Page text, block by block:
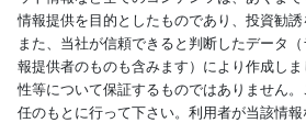
情報提供を目的としたものであり、投資勧誘
また、当社が信頼できると判断したデータ
報提供者のものも含みます）により作成し
性等について保証するものではありません
任のもとに行って下さい。利用者が当該情